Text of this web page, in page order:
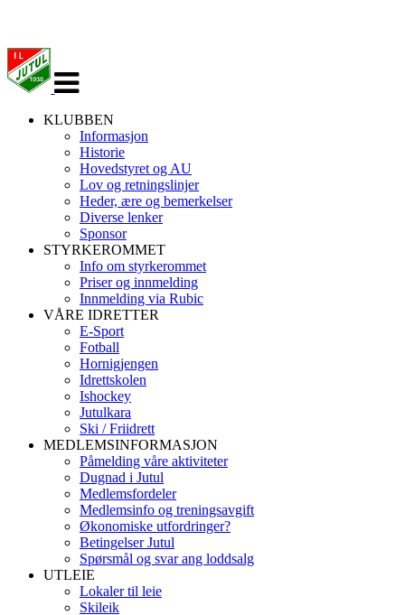
navigasjon
KLUBBEN
Informasjon
Historie
Hovedstyret og AU
Lov og retningslinjer
Heder, ære og bemerkelser
Diverse lenker
Sponsor
STYRKEROMMET
Info om styrkerommet
Priser og innmelding
Innmelding via Rubic
VÅRE IDRETTER
E-Sport
Fotball
Hornigjengen
Idrettskolen
Ishockey
Jutulkara
Ski / Friidrett
MEDLEMSINFORMASJON
Påmelding våre aktiviteter
Dugnad i Jutul
Medlemsfordeler
Medlemsinfo og treningsavgift
Økonomiske utfordringer?
Betingelser Jutul
Spørsmål og svar ang loddsalg
UTLEIE
Lokaler til leie
Skileik